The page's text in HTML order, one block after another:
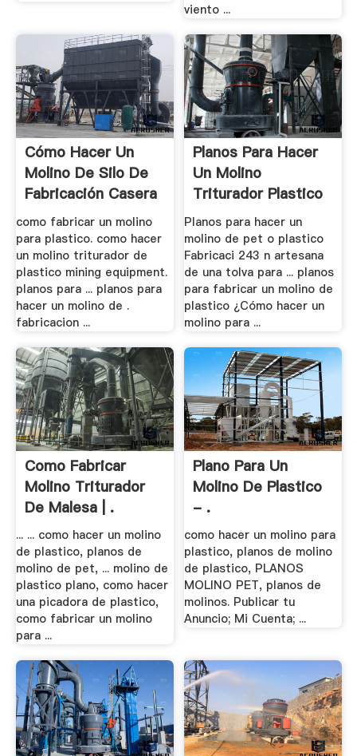
viento ...
Cómo Hacer Un
Molino De Silo De
Fabricación Casera
como fabricar un molino
para plastico. como hacer
un molino triturador de
plastico mining equipment.
planos para ... planos para
hacer un molino de .
fabricacion ...
Planos Para Hacer
Un Molino
Triturador Plastico
- .
Planos para hacer un
molino de pet o plastico
Fabricaci 243 n artesana
de una tolva para ... planos
para fabricar un molino de
plastico ¿Cómo hacer un
molino para ...
Como Fabricar
Molino Triturador
De Malesa | .
... ... como hacer un molino
de plastico, planos de
molino de pet, ... molino de
plastico plano, como hacer
una picadora de plastico,
como fabricar un molino
para ...
Plano Para Un
Molino De Plastico
- .
como hacer un molino para
plastico, planos de molino
de plastico, PLANOS
MOLINO PET, planos de
molinos. Publicar tu
Anuncio; Mi Cuenta; ...